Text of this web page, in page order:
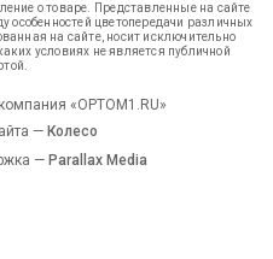
о товаре. Представленные на сайте
особенностей цветопередачи различных
на сайте, носит исключительно
условиях не является публичной
«OPTOM1.RU»
— Колесо
— Parallax Media